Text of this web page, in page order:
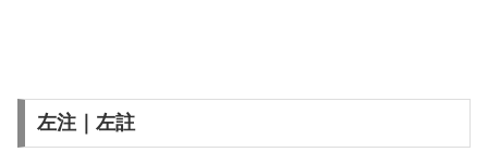
左注｜左註